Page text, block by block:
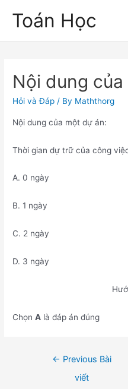
Toán Học
Nội dung
Hỏi và Đáp / By Maththorg
Nội dung của một dự án:
Thời gian dự trữ của công
A. 0 ngày
B. 1 ngày
C. 2 ngày
D. 3 ngày
ChọnA là đáp án đúng
← Previous Bài
viết